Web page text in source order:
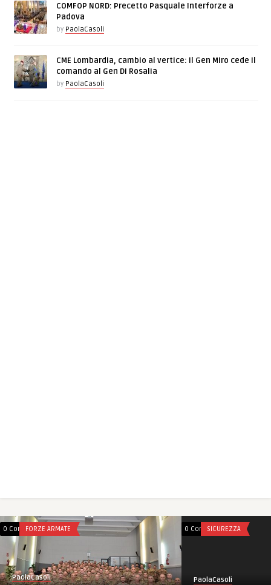
COMFOP NORD: Precetto Pasquale Interforze a
Padova
by PaolaCasoli
CME Lombardia, cambio al vertice: il Gen Miro cede il
comando al Gen Di Rosalia
by PaolaCasoli
0 CommentsFORZE ARMATE
PaolaCasoli
0 Comments
SICUREZZA
PaolaCasoli